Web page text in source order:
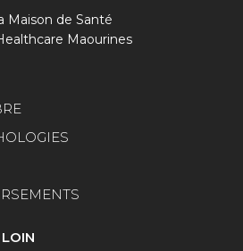
Maison de Santé
Maourines